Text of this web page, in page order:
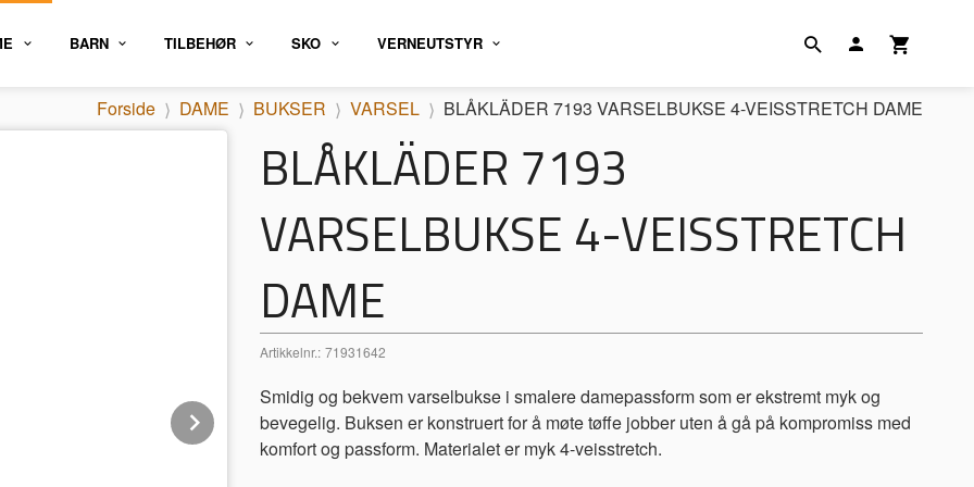
BARN TILBEHØR SKO VERNEUTSTYR
Forside DAME BUKSER VARSEL BLÅKLÄDER 7193 VARSELBUKSE 4-VEISSTRETCH DAME
Next
BLÅKLÄDER 7193
VARSELBUKSE 4-VEISSTRETCH
DAME
Artikkelnr.: 71931642
Smidig og bekvem varselbukse i smalere damepassform som er ekstremt myk og
bevegelig. Buksen er konstruert for å møte tøffe jobber uten å gå på kompromiss med
komfort og passform. Materialet er myk 4-veisstretch.